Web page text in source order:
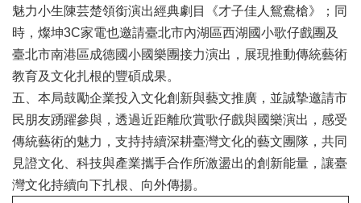
貴
文
化
資
源
助/
申
請
案
件
魅力小生陳芸楚領銜演出經典劇目《才子佳人鴛鴦槍》；同
時，燦坤3C家電也邀請臺北市內湖區西湖國小歌仔戲團及
臺北市南港區成德國小國樂團接力演出，展現推動傳統藝術
教育及文化扎根的豐碩成果。
五、本局鼓勵企業投入文化創新與藝文推廣，並誠摯邀請市
民朋友踴躍參與，透過近距離欣賞歌仔戲與國樂演出，感受
傳統藝術的魅力，支持持續深耕臺灣文化的藝文團隊，共同
見證文化、科技與產業攜手合作所激盪出的創新能量，讓臺
灣文化持續向下扎根、向外傳揚。